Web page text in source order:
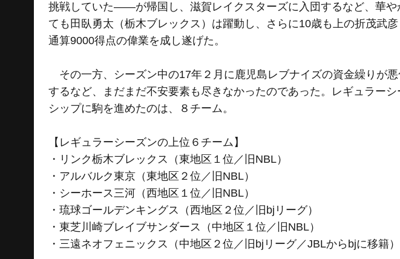
挑戦していた——が帰国し、滋賀レイクスターズに入団するなど、華や
ても田臥勇太（栃木ブレックス）は躍動し、さらに10歳も上の折茂武
通算9000得点の偉業を成し遂げた。
その一方、シーズン中の17年２月に鹿児島レブナイズの資金繰りが
するなど、まだまだ不安要素も尽きなかったのであった。レギュラー
シップに駒を進めたのは、８チーム。
【レギュラーシーズンの上位６チーム】
・リンク栃木ブレックス（東地区１位／旧NBL）
・アルバルク東京（東地区２位／旧NBL）
・シーホース三河（西地区１位／旧NBL）
・琉球ゴールデンキングス（西地区２位／旧bjリーグ）
・東芝川崎ブレイブサンダース（中地区１位／旧NBL）
・三遠ネオフェニックス（中地区２位／旧bjリーグ／JBLからbjに移籍）